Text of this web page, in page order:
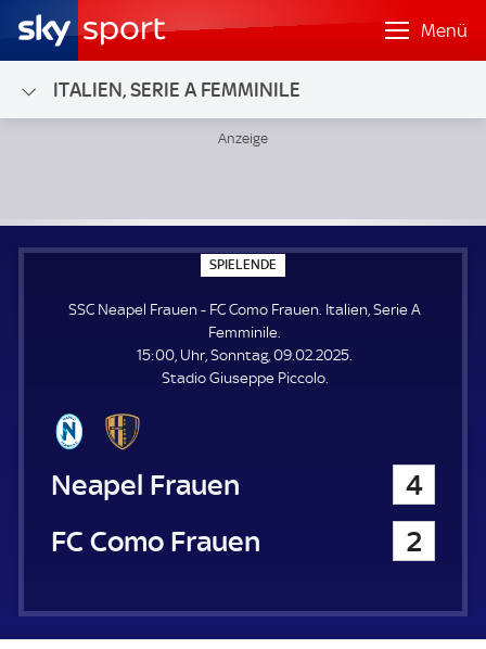
Menü
ITALIEN, SERIE A FEMMINILE
SPIELENDE
P
E
E
N
D
E
SSC Neapel Frauen - FC Como Frauen. Italien, Serie A
Femminile.
15:00, Uhr, Sonntag, 09.02.2025.
Stadio Giuseppe Piccolo.
SSC Neapel Frauen
4
FC Como Frauen
2